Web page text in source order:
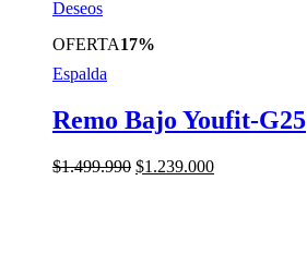
OFERTA17%
Deseos
Espalda
Remo Bajo Youfit-G25
$1.499.990 El
$1.239.000El